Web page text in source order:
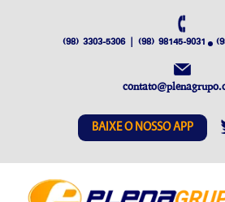
(98) 3303-5306 | (98) 98145-9031
BAIXE O NOSSO APP